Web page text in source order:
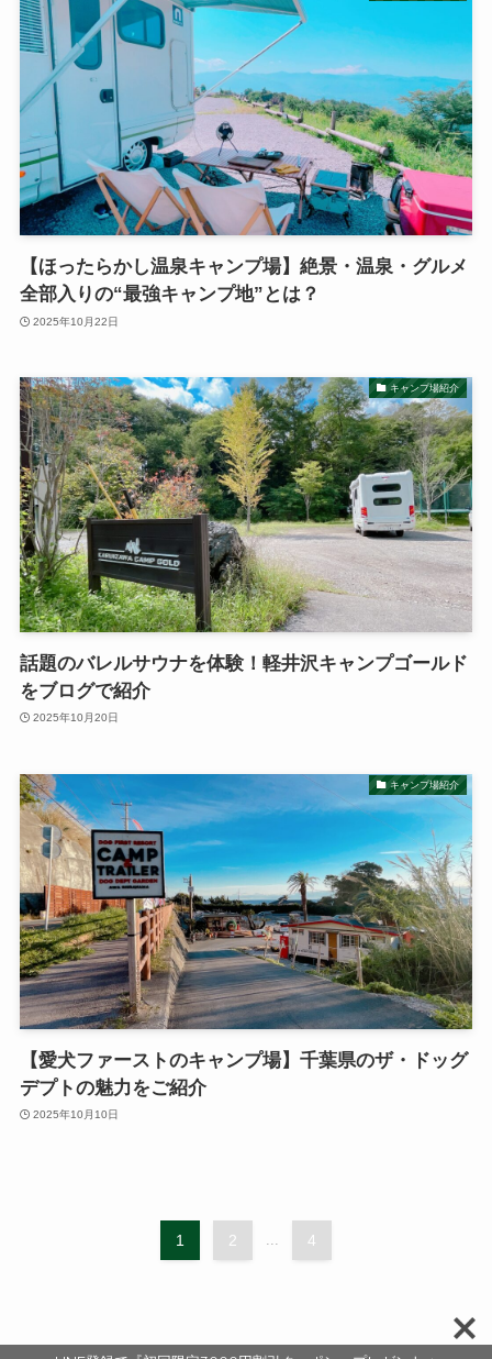
【ほったらかし温泉キャンプ場】絶景・温泉・グルメ
全部入りの“最強キャンプ地”とは？
2025年10月22日
キャンプ場紹介
話題のバレルサウナを体験！軽井沢キャンプゴールド
をブログで紹介
2025年10月20日
キャンプ場紹介
【愛犬ファーストのキャンプ場】千葉県のザ・ドッグ
デプトの魅力をご紹介
2025年10月10日
1 2 4